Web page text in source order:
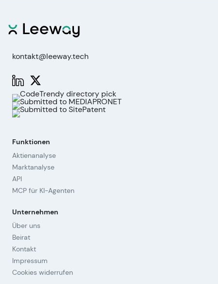
kontakt@leeway.tech
Funktionen
Aktienanalyse
Marktanalyse
API
MCP für KI-Agenten
Unternehmen
Über uns
Beirat
Kontakt
Impressum
Cookies widerrufen